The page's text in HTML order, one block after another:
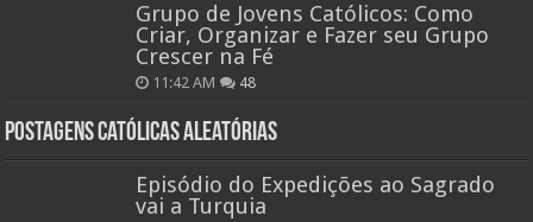
Grupo de Jovens Católicos: Como
Criar, Organizar e Fazer seu Grupo
Crescer na Fé
11:42 AM 48
Postagens católicas aleatórias
Episódio do Expedições ao Sagrado
vai a Turquia